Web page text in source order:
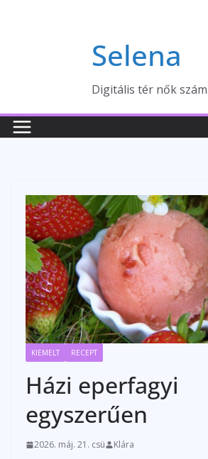
Selena
Digitális tér nők
KIEMELT RECEPT
Házi eperfagyi
egyszerűen
2026. máj. 21. csü Klára